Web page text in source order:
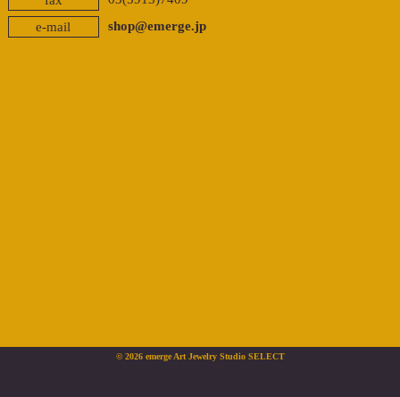
e-mail
shop@emerge.jp
© 2026 emerge Art Jewelry Studio SELECT